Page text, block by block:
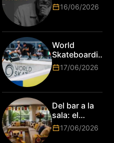
top del
anuncia a
Jim Stengel
primer Lions
Laureate for
Marketing
16/06/2026
World
Skateboarding
Tour:
¡Resultados
Mundo de
Park de Roma
2026!
17/06/2026
Del bar a la
sala: el
Mundial
2026 vuelve
17/06/2026